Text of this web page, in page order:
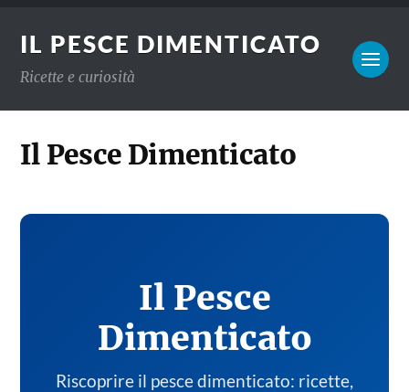
IL PESCE DIMENTICATO
Ricette e curiosità
Il Pesce Dimenticato
Il Pesce
Dimenticato
Riscoprire il pesce dimenticato: ricette,